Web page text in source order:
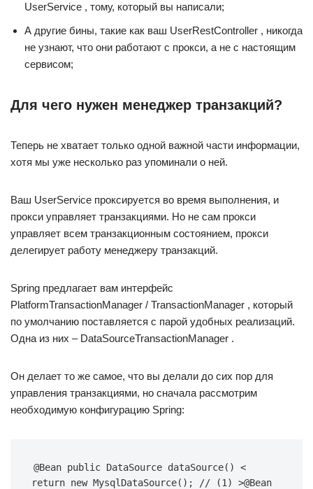
UserService , тому, который вы написали;
А другие бины, такие как ваш UserRestController , никогда
не узнают, что они работают с прокси, а не с настоящим
сервисом;
Для чего нужен менеджер транзакций?
Теперь не хватает только одной важной части информации,
хотя мы уже несколько раз упоминали о ней.
Ваш UserService проксируется во время выполнения, и
прокси управляет транзакциями. Но не сам прокси
управляет всем транзакционным состоянием, прокси
делегирует работу менеджеру транзакций.
Spring предлагает вам интерфейс
PlatformTransactionManager / TransactionManager , который
по умолчанию поставляется с парой удобных реализаций.
Одна из них – DataSourceTransactionManager .
Он делает то же самое, что вы делали до сих пор для
управления транзакциями, но сначала рассмотрим
необходимую конфигурацию Spring:
@Bean public DataSource dataSource() <
return new MysqlDataSource(); // (1) >@Bean